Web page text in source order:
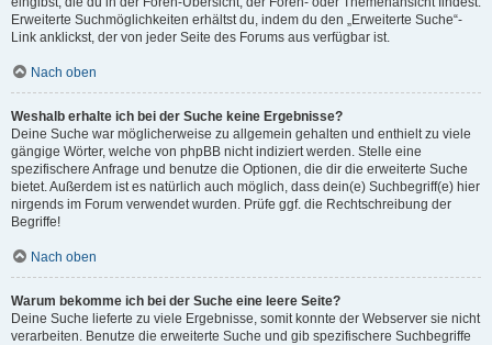
Erweiterte Suchmöglichkeiten erhältst du, indem du den „Erweiterte Suche“-
Link anklickst, der von jeder Seite des Forums aus verfügbar ist.
Nach oben
Weshalb erhalte ich bei der Suche keine Ergebnisse?
Deine Suche war möglicherweise zu allgemein gehalten und enthielt zu viele
gängige Wörter, welche von phpBB nicht indiziert werden. Stelle eine
spezifischere Anfrage und benutze die Optionen, die dir die erweiterte Suche
bietet. Außerdem ist es natürlich auch möglich, dass dein(e) Suchbegriff(e) hier
nirgends im Forum verwendet wurden. Prüfe ggf. die Rechtschreibung der
Begriffe!
Nach oben
Warum bekomme ich bei der Suche eine leere Seite?
Deine Suche lieferte zu viele Ergebnisse, somit konnte der Webserver sie nicht
verarbeiten. Benutze die erweiterte Suche und gib spezifischere Suchbegriffe